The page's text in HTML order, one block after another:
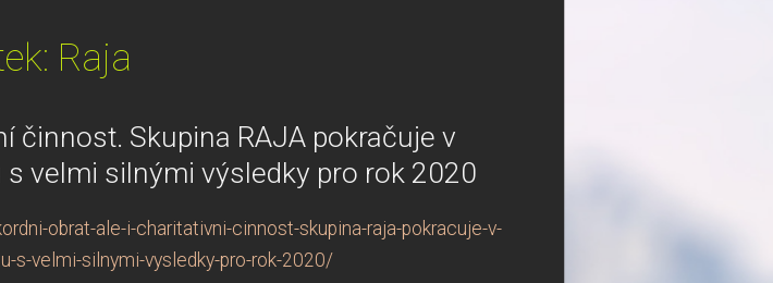
Raja
činnost. Skupina RAJA pokračuje v
velmi silnými výsledky pro rok 2020
obrat-ale-i-charitativni-cinnost-skupina-raja-pokracuje-v-
s-velmi-silnymi-vysledky-pro-rok-2020/